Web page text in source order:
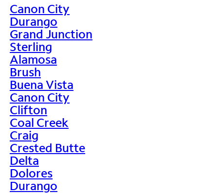
Canon City
Durango
Grand Junction
Sterling
Alamosa
Brush
Buena Vista
Canon City
Clifton
Coal Creek
Craig
Crested Butte
Delta
Dolores
Durango